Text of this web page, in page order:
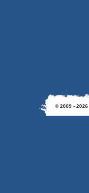
©2009 - 2026